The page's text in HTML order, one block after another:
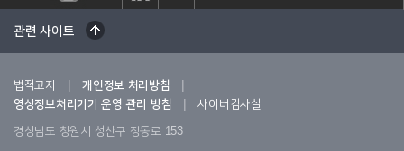
관련 사이트
법적고지 | 개인정보 처리방침 |
영상정보처리기기 운영 관리 방침 |
사이버감사실
경상남도 창원시 성산구 정동로 153